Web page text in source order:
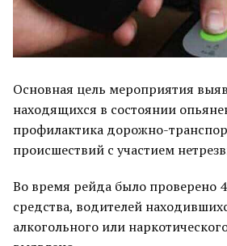
Основная цель мероприятия
находящихся в состоянии
профилактика дорожно-
происшествий с участием
Во время рейда было проверено
средства, водителей
алкогольного или